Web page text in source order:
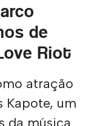
de
Riot
atração
Kapote, um
da música